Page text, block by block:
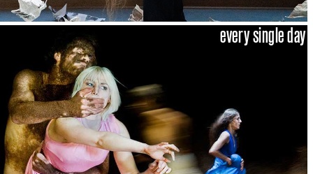
every single day